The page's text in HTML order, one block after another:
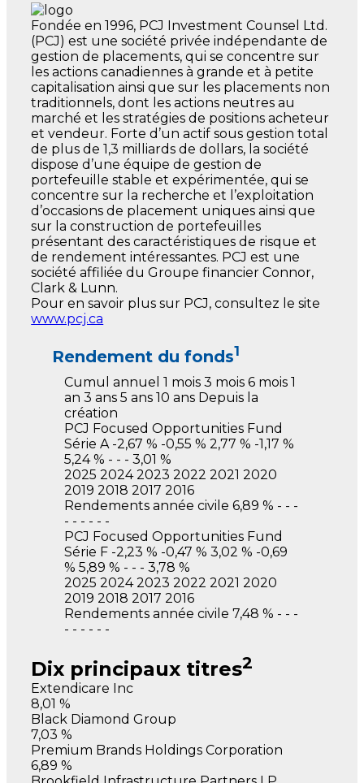
Fondée en 1996, PCJ Investment Counsel Ltd.
(PCJ) est une société privée indépendante de
gestion de placements, qui se concentre sur
les actions canadiennes à grande et à petite
capitalisation ainsi que sur les placements non
traditionnels, dont les actions neutres au
marché et les stratégies de positions acheteur
et vendeur. Forte d’un actif sous gestion total
de plus de 1,3 milliards de dollars, la société
dispose d’une équipe de gestion de
portefeuille stable et expérimentée, qui se
concentre sur la recherche et l’exploitation
d’occasions de placement uniques ainsi que
sur la construction de portefeuilles
présentant des caractéristiques de risque et
de rendement intéressantes. PCJ est une
société affiliée du Groupe financier Connor,
Clark & Lunn.
Pour en savoir plus sur PCJ, consultez le site
www.pcj.ca
Rendement du fonds1
Cumulannuel 1 mois 3 mois 6 mois 1
an 3 ans 5 ans 10 ans Depuis la
création
PCJ Focused Opportunities Fund
Série A -2,67 % -0,55 % 2,77 % -1,17 %
5,24 % - - - 3,01 %
2025 2024 2023 2022 2021 2020
2019 2018 2017 2016
Rendements année civile 6,89 % - - -
- - - - - -
PCJ Focused Opportunities Fund
Série F -2,23 % -0,47 % 3,02 % -0,69
% 5,89 % - - - 3,78 %
2025 2024 2023 2022 2021 2020
2019 2018 2017 2016
Rendements année civile 7,48 % - - -
- - - - - -
Dix principaux titres2
Extendicare Inc
8,01 %
Black Diamond Group
7,03 %
Premium Brands Holdings Corporation
6,89 %